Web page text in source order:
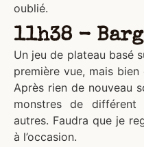
oublié.
11h38 -
Un jeu de plateau basé
première vue, mais
Après rien de nouveau
monstres de
autres. Faudra que je
à l’occasion.